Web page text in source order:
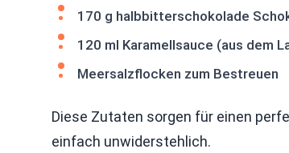
170 g halbbitterschokolade
120 ml Karamellsauce (aus dem
Meersalzflocken zum Bestreuen
Diese Zutaten sorgen für einen
einfach unwiderstehlich.